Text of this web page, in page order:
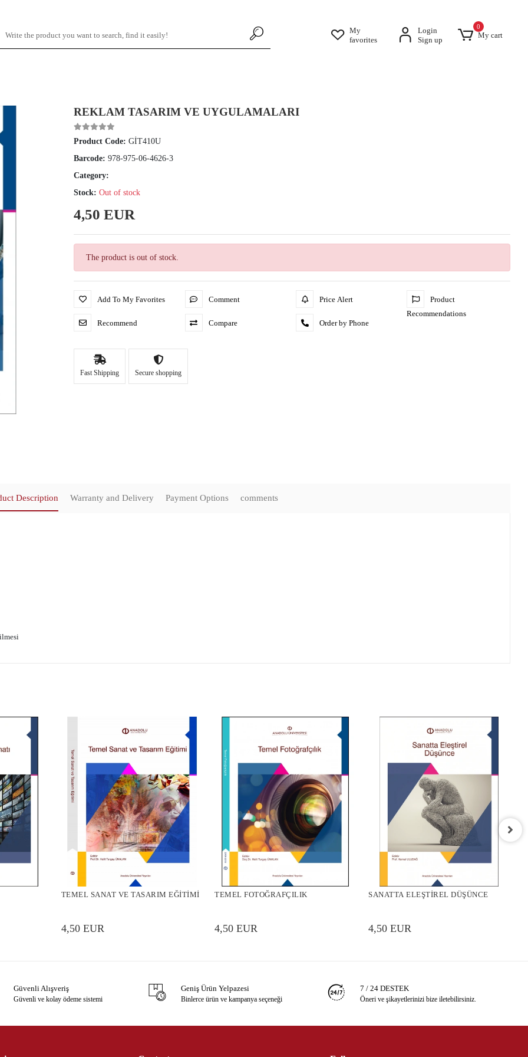
My
favorites
Login
Sign up
0
My cart
REKLAM TASARIM VE UYGULAMALARI
Product Code:GİT410U
Barcode:978-975-06-4626-3
Category:
Stock:Out of stock
4,50 EUR
The product is out of stock.
Add To My Favorites
Recommend
Comment
Compare
Price Alert
Order by Phone
Product
Recommendations
Fast Shipping Secure shopping
Description Warranty and Delivery Payment Options comments
TEMEL SANAT VE TASARIM EĞİTİMİ
4,50 EUR
TEMEL FOTOĞRAFÇILIK
4,50 EUR
SANATTA ELEŞTİREL DÜŞÜNCE
4,50 EUR
Güvenli Alışveriş
Güvenli ve kolay ödeme sistemi
Geniş Ürün Yelpazesi
Binlerce ürün ve kampanya seçeneği
7 / 24 DESTEK
Öneri ve şikayetlerinizi bize iletebilirsiniz.